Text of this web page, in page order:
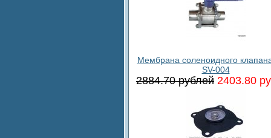
Мембрана соленоидного
SV-004
2884.70 рублей 2403.80